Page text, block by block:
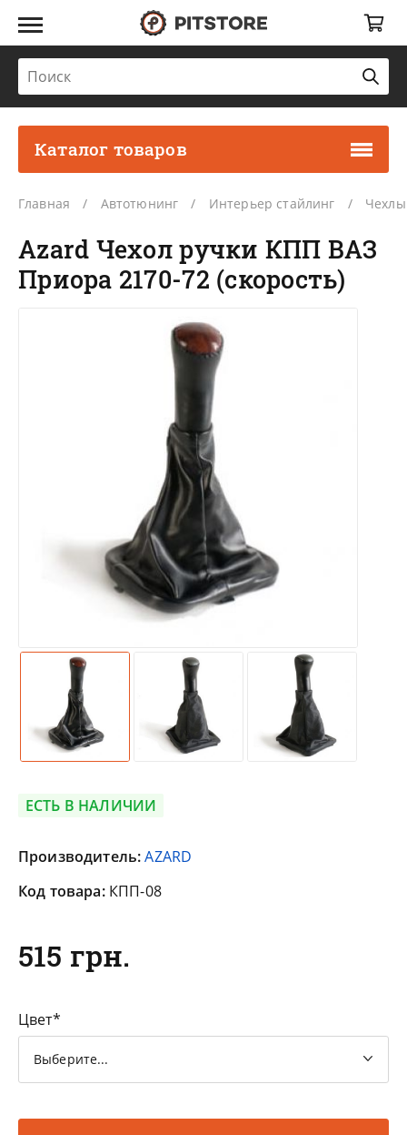
Каталог товаров
Главная Автотюнинг Интерьер стайлинг
Azard Чехол ручки КПП ВАЗ
Приора 2170-72 (скорость)
ЕСТЬ В НАЛИЧИИ
Производитель:AZARD
Код товара: КПП-08
515 грн.
Цвет
Выберите...